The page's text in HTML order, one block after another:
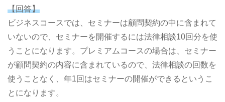
【回答】
ビジネスコースでは、セミナーは顧問契約の中に含まれて
いないので、セミナーを開催するには法律相談10回分を使
うことになります。プレミアムコースの場合は、セミナー
が顧問契約の内容に含まれているので、法律相談の回数を
使うことなく、年1回はセミナーの開催ができるというこ
とになります。